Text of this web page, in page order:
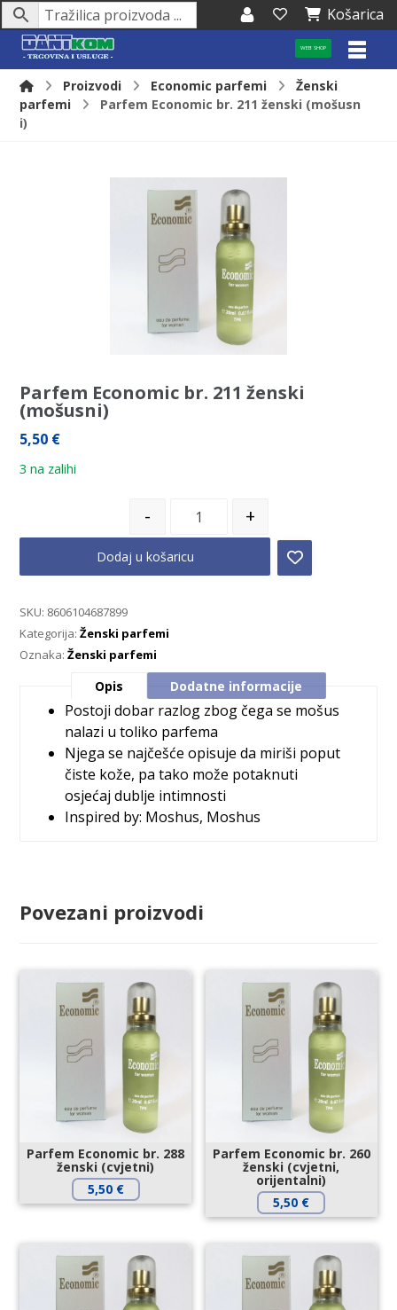
Košarica
WEB SHOP
Proizvodi Economic parfemi
Ženski
parfemi
Parfem Economic br. 211 ženski (mošusn
i)
Parfem Economic br. 211 ženski
(mošusni)
5,50 €
3 na zalihi
- +
Dodaj u košaricu
SKU: 8606104687899
Kategorija:Ženski parfemi
Oznaka:Ženski parfemi
Opis Dodatne informacije
Postoji dobar razlog zbog čega se mošus
nalazi u toliko parfema
Njega se najčešće opisuje da miriši poput
čiste kože, pa tako može potaknuti
osjećaj dublje intimnosti
Inspired by: Moshus, Moshus
Povezani proizvodi
Parfem Economic br. 288
ženski (cvjetni)
5,50 €
Parfem Economic br. 260
ženski (cvjetni,
orijentalni)
5,50 €